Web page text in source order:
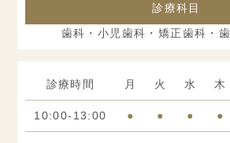
診療科目
歯科・小児歯科・矯正歯科・
診療時間 月 火 水 木
10:00-13:00 ● ● ● ●